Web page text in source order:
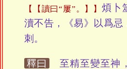
【讀曰“屢”。】
煩卜
瀆不告，《易》以爲忌
刺。
釋曰
至精至變至神